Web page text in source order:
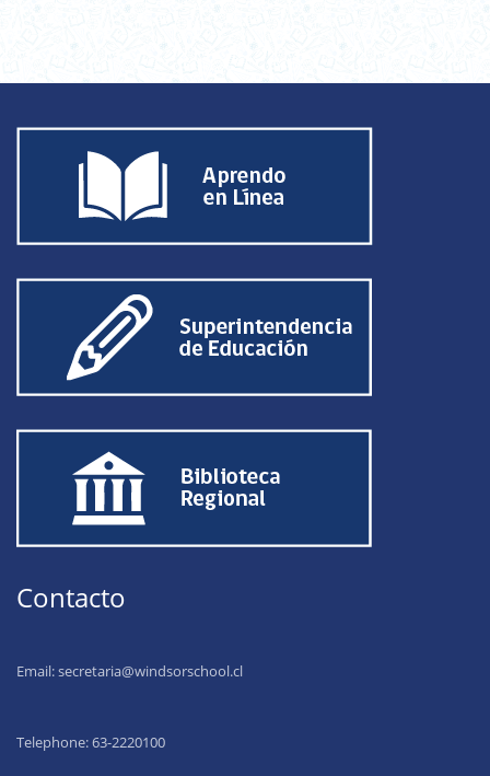
Contacto
Email:secretaria@windsorschool.cl
Telephone: 63-2220100